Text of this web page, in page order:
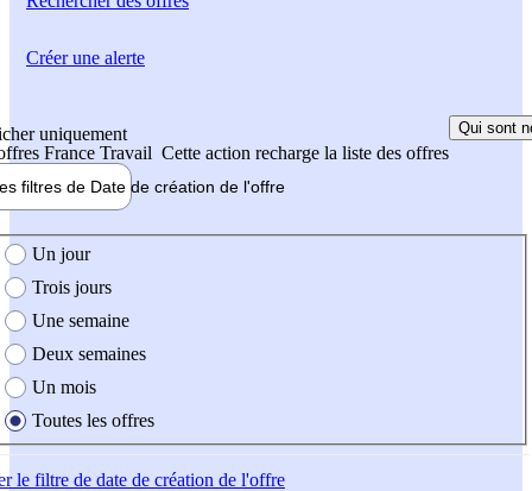
uniquement
France Travail Cette action recharge la liste des offres
Qui sont
filtres de Date de création de l'offre
création de l'offre
Un jour
Trois jours
Une semaine
Deux semaines
Un mois
Toutes les offres
le filtre de date de création de l'offre
Créer une alerte